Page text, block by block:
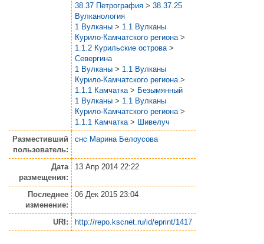
38.37 Петрография > 38.37.25
Вулканология
1 Вулканы > 1.1 Вулканы
Курило-Камчатского региона >
1.1.2 Курильские острова >
Севергина
1 Вулканы > 1.1 Вулканы
Курило-Камчатского региона >
1.1.1 Камчатка > Безымянный
1 Вулканы > 1.1 Вулканы
Курило-Камчатского региона >
1.1.1 Камчатка > Шивелуч
Разместивший
пользователь:
снс Марина Белоусова
Дата
размещения:
13 Апр 2014 22:22
Последнее
изменение:
06 Дек 2015 23:04
URI: http://repo.kscnet.ru/id/eprint/1417